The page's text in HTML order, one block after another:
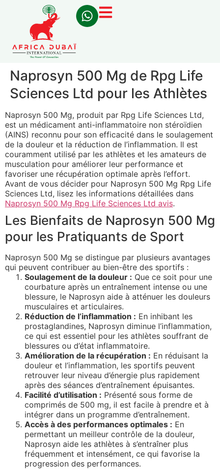
Naprosyn 500 Mg de Rpg Life
Sciences Ltd pour les Athlètes
Naprosyn 500 Mg, produit par Rpg Life Sciences Ltd,
est un médicament anti-inflammatoire non stéroïdien
(AINS) reconnu pour son efficacité dans le soulagement
de la douleur et la réduction de l’inflammation. Il est
couramment utilisé par les athlètes et les amateurs de
musculation pour améliorer leur performance et
favoriser une récupération optimale après l’effort.
Avant de vous décider pour Naprosyn 500 Mg Rpg Life
Sciences Ltd, lisez les informations détaillées dans
Naprosyn 500 Mg Rpg Life Sciences Ltd avis.
Les Bienfaits de Naprosyn 500 Mg
pour les Pratiquants de Sport
Naprosyn 500 Mg se distingue par plusieurs avantages
qui peuvent contribuer au bien-être des sportifs :
Soulagement de la douleur : Que ce soit pour une
courbature après un entraînement intense ou une
blessure, le Naprosyn aide à atténuer les douleurs
musculaires et articulaires.
Réduction de l’inflammation : En inhibant les
prostaglandines, Naprosyn diminue l’inflammation,
ce qui est essentiel pour les athlètes souffrant de
blessures ou d’état inflammatoire.
Amélioration de la récupération : En réduisant la
douleur et l’inflammation, les sportifs peuvent
retrouver leur niveau d’énergie plus rapidement
après des séances d’entraînement épuisantes.
Facilité d’utilisation : Présenté sous forme de
comprimés de 500 mg, il est facile à prendre et à
intégrer dans un programme d’entraînement.
Accès à des performances optimales : En
permettant un meilleur contrôle de la douleur,
Naprosyn aide les athlètes à s’entraîner plus
fréquemment et intensément, ce qui favorise la
progression des performances.